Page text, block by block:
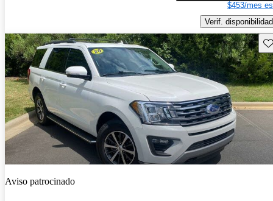
$453/mes
Verif. disponibilidad
Aviso patrocinado